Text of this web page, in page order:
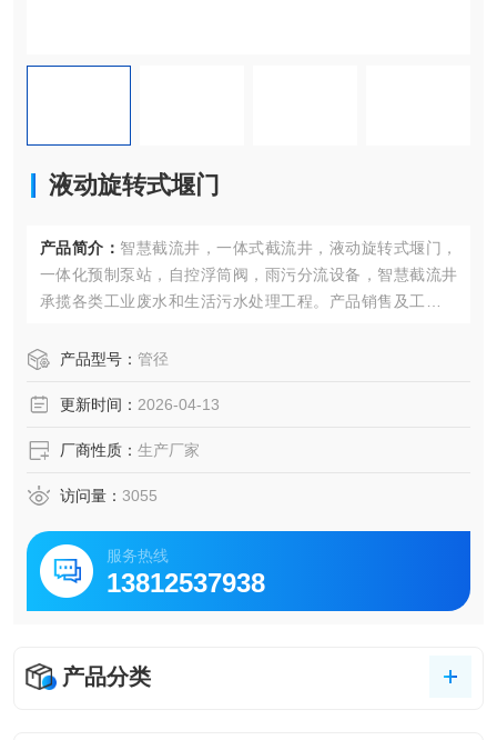
液动旋转式堰门
产品简介： 智慧截流井，一体式截流井，液动旋转式堰门，
一体化预制泵站，自控浮筒阀，雨污分流设备，智慧截流井
承揽各类工业废水和生活污水处理工程。产品销售及工程安
精益求精，已成为国内环保行业的一面旗帜。
产品型号： 管径
更新时间： 2026-04-13
厂商性质： 生产厂家
访问量： 3055
服务热线
13812537938
产品分类